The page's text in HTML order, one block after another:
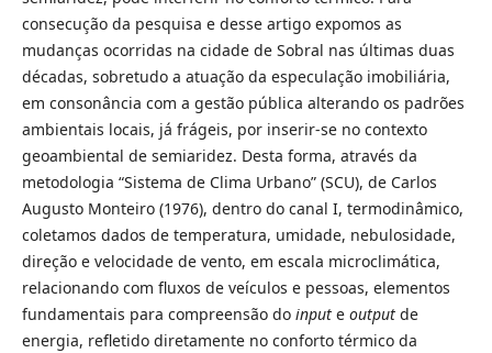
consecução da pesquisa e desse artigo expomos as
mudanças ocorridas na cidade de Sobral nas últimas duas
décadas, sobretudo a atuação da especulação imobiliária,
em consonância com a gestão pública alterando os padrões
ambientais locais, já frágeis, por inserir-se no contexto
geoambiental de semiaridez. Desta forma, através da
metodologia “Sistema de Clima Urbano” (SCU), de Carlos
Augusto Monteiro (1976), dentro do canal I, termodinâmico,
coletamos dados de temperatura, umidade, nebulosidade,
direção e velocidade de vento, em escala microclimática,
relacionando com fluxos de veículos e pessoas, elementos
fundamentais para compreensão do inpute outputde
energia, refletido diretamente no conforto térmico da